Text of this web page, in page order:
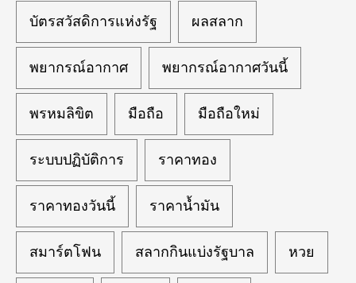
บัตรสวัสดิการแห่งรัฐ ผลสลาก
พยากรณ์อากาศ พยากรณ์อากาศวันนี้
พรหมลิขิต มือถือ มือถือใหม่
ระบบปฏิบัติการ ราคาทอง
ราคาทองวันนี้ ราคาน้ำมัน
สมาร์ตโฟน สลากกินแบ่งรัฐบาล หวย